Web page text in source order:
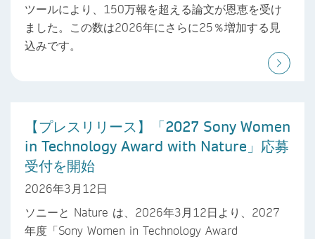
ツールにより、150万報を超える論文が恩恵を受け
ました。この数は2026年にさらに25％増加する見
込みです。
【プレスリリース】「2027 Sony Women
in Technology Award with Nature」応募
受付を開始
2026年3月12日
ソニーと Nature は、2026年3月12日より、2027
年度「Sony Women in Technology Award